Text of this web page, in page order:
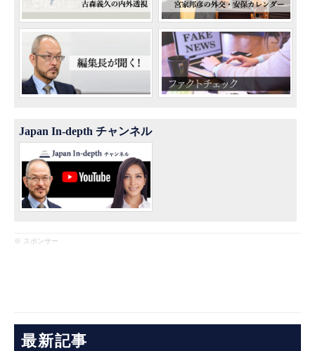
Japan In-depth チャンネル
※ スポンサー
最新記事